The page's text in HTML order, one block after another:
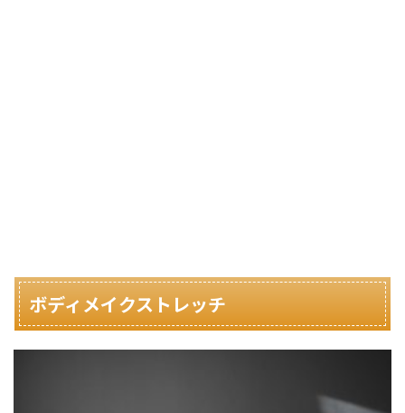
ボディメイクストレッチ